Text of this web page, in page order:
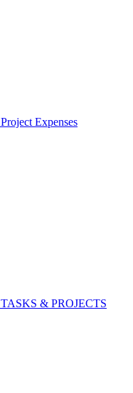
Project Expenses
TASKS & PROJECTS